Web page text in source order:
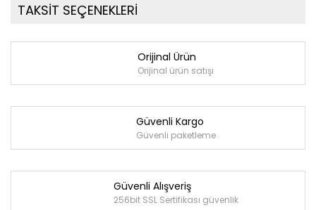
TAKSİT SEÇENEKLERİ
Orijinal Ürün
Orijinal ürün satışı
Güvenli Kargo
Güvenli paketleme
Güvenli Alışveriş
256bit SSL Sertifikası güvenlik